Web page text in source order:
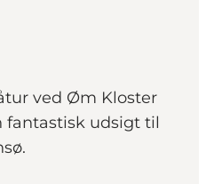
ved Øm Kloster
fantastisk udsigt til